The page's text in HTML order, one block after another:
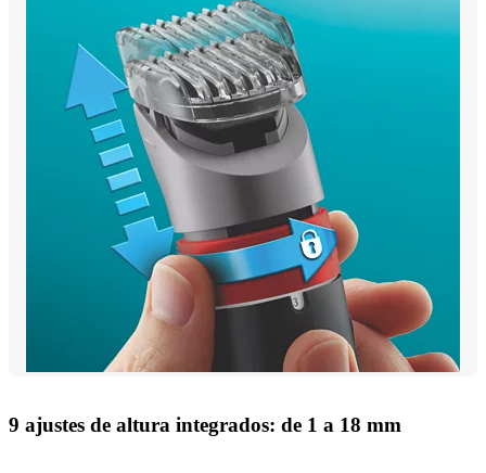
9 ajustes de altura integrados: de 1 a 18 mm